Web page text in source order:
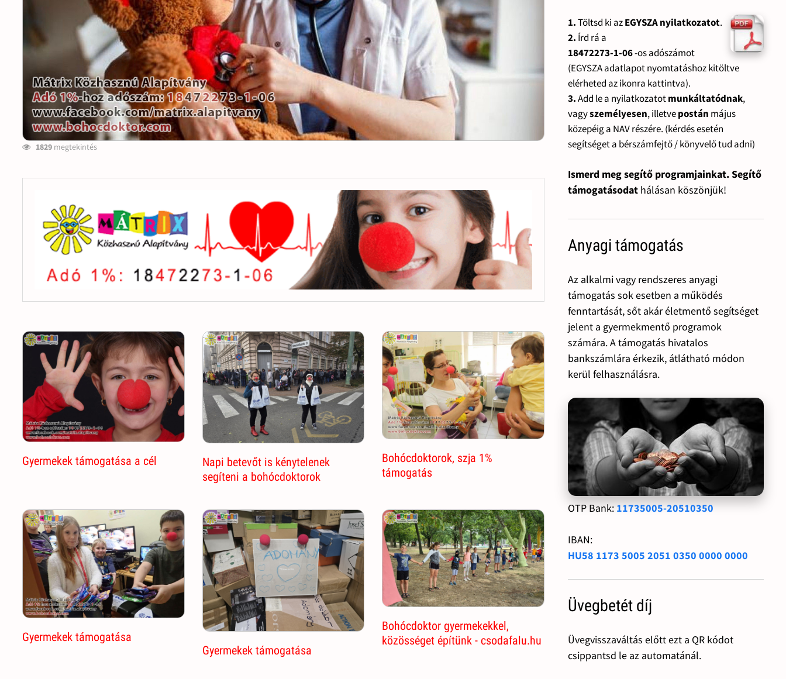
1829 megtekintés
Gyermekek támogatása a cél
Napi betevőt is kénytelenek
segíteni a bohócdoktorok
Bohócdoktorok, szja 1%
támogatás
Gyermekek támogatása
Gyermekek támogatása
Bohócdoktor gyermekekkel,
közösséget építünk - csodafalu.hu
1.Töltsd ki azEGYSZA nyilatkozatot.
2. Írd rá a
18472273-1-06-os adószámot
(EGYSZA adatlapot nyomtatáshoz kitöltve
elérheted az ikonra kattintva).
3.Add le a nyilatkozatotmunkáltatódnak,
vagyszemélyesen, illetvepostán május
közepéig a NAV részére. (kérdés esetén
segítséget a bérszámfejtő / könyvelő tud adni)
Ismerd meg segítő programjainkat. Segítő
támogatásodat hálásan köszönjük!
Anyagi támogatás
Az alkalmi vagy rendszeres anyagi
támogatás sok esetben a működés
fenntartását, sőt akár életmentő segítséget
jelent a gyermekmentő programok
számára. A támogatás hivatalos
bankszámlára érkezik, átlátható módon
kerül felhasználásra.
OTP Bank: 11735005-20510350
IBAN:
HU58 1173 5005 2051 0350 0000 0000
Üvegbetét díj
Üvegvisszaváltás előtt ezt a QR kódot
csippantsd le az automatánál.